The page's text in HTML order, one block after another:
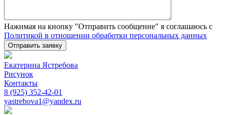
Нажимая на кнопку "Отправить сообщение" я соглашаюсь с
Политикой в отношении обработки персональных данных
Please leave this field empty.
Екатерина Ястребова
Рисунок
Контакты
8 (925) 352-42-01
yastrebova1@yandex.ru